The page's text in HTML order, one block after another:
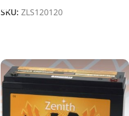
SKU: ZLS120120